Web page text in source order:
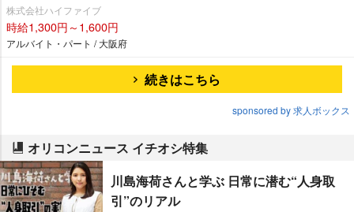
株式会社ハイファイブ
時給1,300円～1,600円
アルバイト・パート / 大阪府
続きはこちら
sponsored by 求人ボックス
オリコンニュース イチオシ特集
川島海荷さんと学ぶ 日常に潜む“人身取
引”のリアル